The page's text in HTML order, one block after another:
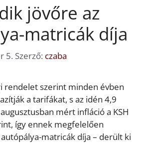
jövőre az
matricák díja
5. Szerző: czaba
rendelet szerint minden évben
a tarifákat, s az idén 4,9
mért infláció a KSH
így ennek megfelelően
matricák díja – derült ki